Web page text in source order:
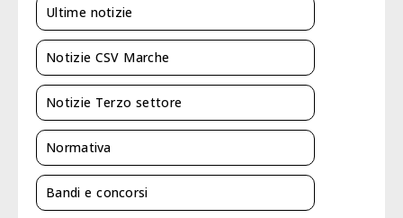
Ultime notizie
Notizie CSV Marche
Notizie Terzo settore
Normativa
Bandi e concorsi